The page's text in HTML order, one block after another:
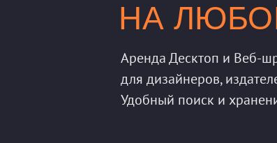
НА
Аренда Десктоп и Веб-
для дизайнеров,
Удобный поиск и